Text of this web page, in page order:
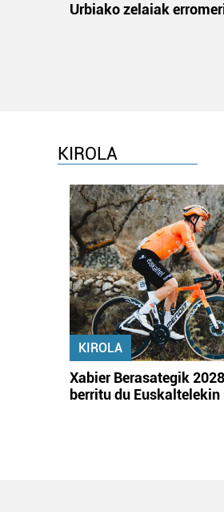
Urbiako zelaiak
KIROLA
KIROLA
Xabier Berasategik
berritu du Euskaltelekin